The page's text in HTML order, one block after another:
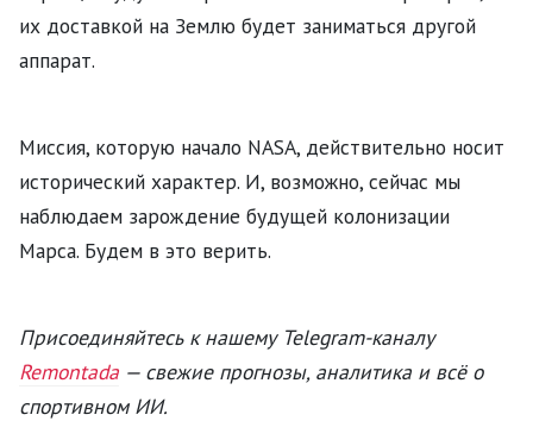
их доставкой на Землю будет заниматься другой
аппарат.
Миссия, которую начало NASA, действительно носит
исторический характер. И, возможно, сейчас мы
наблюдаем зарождение будущей колонизации
Марса. Будем в это верить.
Присоединяйтесь к нашему Telegram-каналу
Remontada — свежие прогнозы, аналитика и всё о
спортивном ИИ.